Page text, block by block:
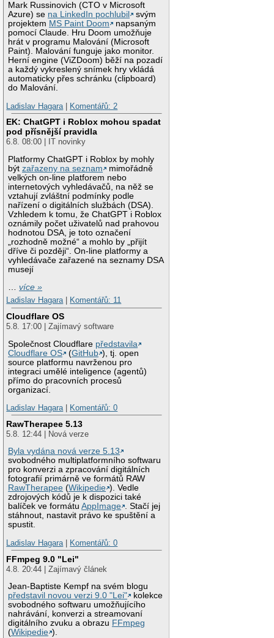
Mark Russinovich (CTO v Microsoft
Azure) se na LinkedIn pochlubil
svým
projektem MS Paint Doom
napsaným
pomocí Claude. Hru Doom umožňuje
hrát v programu Malování (Microsoft
Paint). Malování funguje jako monitor.
Herní engine (ViZDoom) běží na pozadí
a každý vykreslený snímek hry vkládá
automaticky přes schránku (clipboard)
do Malování.
Ladislav Hagara
Komentářů: 2
EK: ChatGPT i Roblox mohou spadat
pod přísnější pravidla
6.8. 08:00 | IT novinky
Platformy ChatGPT i Roblox by mohly
býtzařazeny na seznam
mimořádně
velkých on-line platforem nebo
internetových vyhledávačů, na něž se
vztahují zvláštní podmínky podle
nařízení o digitálních službách (DSA).
Vzhledem k tomu, že ChatGPT i Roblox
oznámily počet uživatelů nad prahovou
hodnotou DSA, je toto označení
„rozhodně možné“ a mohlo by „přijít
dříve či později“. On-line platformy a
vyhledávače zařazené na seznamy DSA
musejí
…více »
Ladislav Hagara| Komentářů: 11
Cloudflare OS
5.8. 17:00 | Zajímavý software
Společnost Cloudflare představila
Cloudflare OS
(GitHub ), tj. open
source platformu navrženou pro
integraci umělé inteligence (agentů)
přímo do pracovních procesů
organizací.
Ladislav Hagara| Komentářů: 0
RawTherapee 5.13
5.8. 12:44 | Nová verze
Byla vydána nová verze 5.13
svobodného multiplatformního softwaru
pro konverzi a zpracování digitálních
fotografií primárně ve formátů RAW
RawTherapee (Wikipedie ). Vedle
zdrojových kódů je k dispozici také
balíček ve formátuAppImage . Stačí jej
stáhnout, nastavit právo ke spuštění a
spustit.
Ladislav Hagara| Komentářů: 0
FFmpeg 9.0 "Lei"
4.8. 20:44 | Zajímavý článek
Jean-Baptiste Kempf na svém blogu
představil novou verzi 9.0 "Lei"
kolekce
svobodného softwaru umožňujícího
nahrávání, konverzi a streamovaní
digitálního zvuku a obrazu FFmpeg
(Wikipedie ).